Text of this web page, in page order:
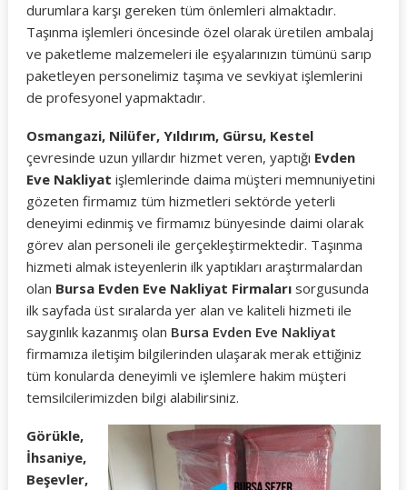
durumlara karşı gereken tüm önlemleri almaktadır.
Taşınma işlemleri öncesinde özel olarak üretilen ambalaj
ve paketleme malzemeleri ile eşyalarınızın tümünü sarıp
paketleyen personelimiz taşıma ve sevkiyat işlemlerini
de profesyonel yapmaktadır.
Osmangazi, Nilüfer, Yıldırım, Gürsu, Kestel
çevresinde uzun yıllardır hizmet veren, yaptığı Evden
Eve Nakliyat işlemlerinde daima müşteri memnuniyetini
gözeten firmamız tüm hizmetleri sektörde yeterli
deneyimi edinmiş ve firmamız bünyesinde daimi olarak
görev alan personeli ile gerçekleştirmektedir. Taşınma
hizmeti almak isteyenlerin ilk yaptıkları araştırmalardan
olan Bursa Evden Eve Nakliyat Firmalarısorgusunda
ilk sayfada üst sıralarda yer alan ve kaliteli hizmeti ile
saygınlık kazanmış olan Bursa Evden Eve Nakliyat
firmamıza iletişim bilgilerinden ulaşarak merak ettiğiniz
tüm konularda deneyimli ve işlemlere hakim müşteri
temsilcilerimizden bilgi alabilirsiniz.
Görükle,
İhsaniye,
Beşevler,